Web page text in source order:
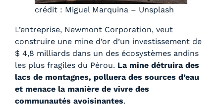
crédit : Miguel Marquina – Unsplash
L’entreprise, Newmont Corporation, veut
construire une mine d’or d’un investissement de
$ 4,8 milliards dans un des écosystèmes andins
les plus fragiles du Pérou. La mine détruira des
lacs de montagnes, polluera des sources d’eau
et menace la manière de vivre des
communautés avoisinantes.